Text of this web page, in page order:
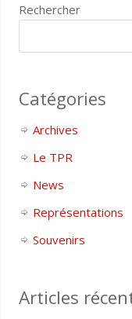
Rechercher
Catégories
Archives
Le TPR
News
Représentations
Souvenirs
Articles